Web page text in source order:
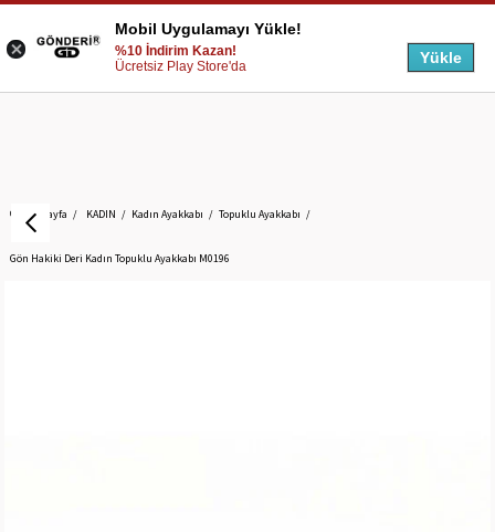
Anasayfa KADIN Kadın Ayakkabı Topuklu Ayakkabı
Gön Hakiki Deri Kadın Topuklu Ayakkabı M0196
Mobil Uygulamayı Yükle!
%10 İndirim Kazan!
Ücretsiz Play Store'da
Yükle